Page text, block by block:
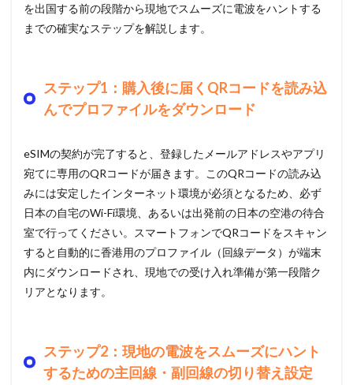
を出国する前の段階から現地でスムーズに電波をハントする
までの確実なステップを解説します。
ステップ1：購入後に届くQRコードを読み込
んでプロファイルをダウンロード
eSIMの契約が完了すると、登録したメールアドレスやアプリ
宛てに専用のQRコードが届きます。このQRコードの読み込
みには安定したインターネット環境が必須となるため、必ず
日本の自宅のWi-Fi環境、あるいは出発前の日本の空港の待合
室で行ってください。スマートフォンでQRコードをスキャン
すると自動的に香港用のプロファイル（回線データ）が端末
内にダウンロードされ、現地での受け入れ準備が第一段階ク
リアとなります。
ステップ2：現地の電波をスムーズにハント
するための主回線・副回線の切り替え設定